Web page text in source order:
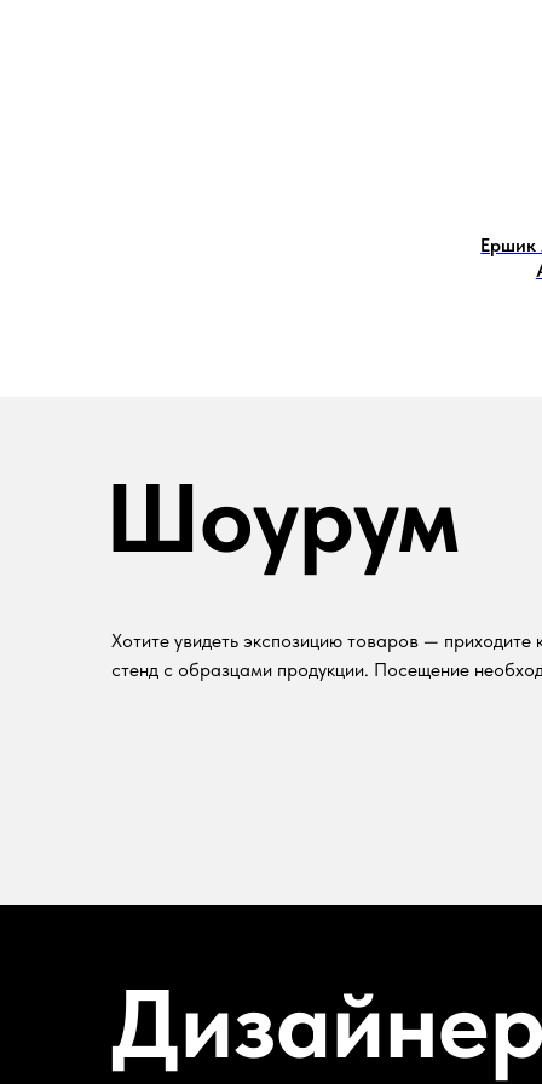
Ершик
Шоурум
Хотите увидеть экспозицию товаров —
стенд с образцами продукции. Посещение